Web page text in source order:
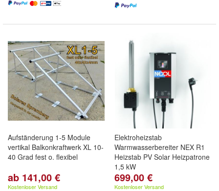
Aufständerung 1-5 Module
vertikal Balkonkraftwerk XL 10-
40 Grad fest o. flexibel
ab 141,00 €
Kostenloser Versand
Elektroheizstab
Warmwasserbereiter NEX R1
Heizstab PV Solar Heizpatrone
1,5 kW
699,00 €
Kostenloser Versand